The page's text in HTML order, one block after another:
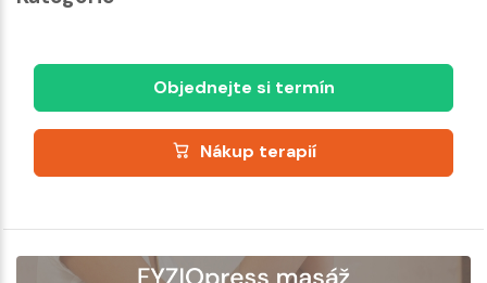
Objednejte si termín
Nákup terapií